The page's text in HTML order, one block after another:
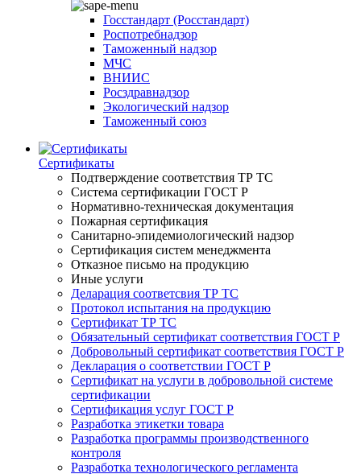
Госстандарт (Росстандарт)
Роспотребнадзор
Таможенный надзор
МЧС
ВНИИС
Росздравнадзор
Экологический надзор
Таможенный союз
Сертификаты
Подтверждение соответствия ТР ТС
Система сертификации ГОСТ Р
Нормативно-техническая документация
Пожарная сертификация
Санитарно-эпидемиологический надзор
Сертификация систем менеджмента
Отказное письмо на продукцию
Иные услуги
Деларация соответсвия ТР ТС
Протокол испытания на продукцию
Сертификат ТР ТС
Обязательный сертификат соответствия ГОСТ Р
Добровольный сертификат соответствия ГОСТ Р
Декларация о соответствии ГОСТ Р
Сертификат на услуги в добровольной системе
сертификации
Сертификация услуг ГОСТ Р
Разработка этикетки товара
Разработка программы производственного
контроля
Разработка технологического регламента